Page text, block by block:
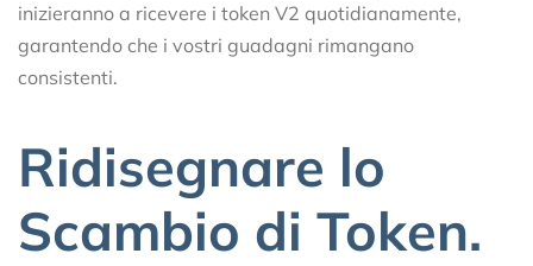
inizieranno a ricevere i token V2 quotidianamente,
garantendo che i vostri guadagni rimangano
consistenti.
Ridisegnare lo
Scambio di Token.